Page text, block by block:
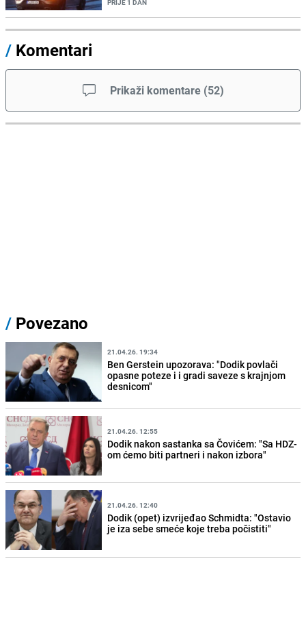
PRIJE 1 DAN
/ Komentari
Prikaži komentare (52)
/ Povezano
21.04.26. 19:34
Ben Gerstein upozorava: "Dodik povlači
opasne poteze i i gradi saveze s krajnjom
desnicom"
21.04.26. 12:55
Dodik nakon sastanka sa Čovićem: "Sa HDZ-
om ćemo biti partneri i nakon izbora"
21.04.26. 12:40
Dodik (opet) izvrijeđao Schmidta: "Ostavio
je iza sebe smeće koje treba počistiti"